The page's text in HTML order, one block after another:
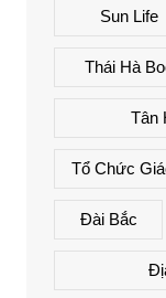
Sun Life
Thái Hà
Tân
Tổ Chức
Đài Bắc